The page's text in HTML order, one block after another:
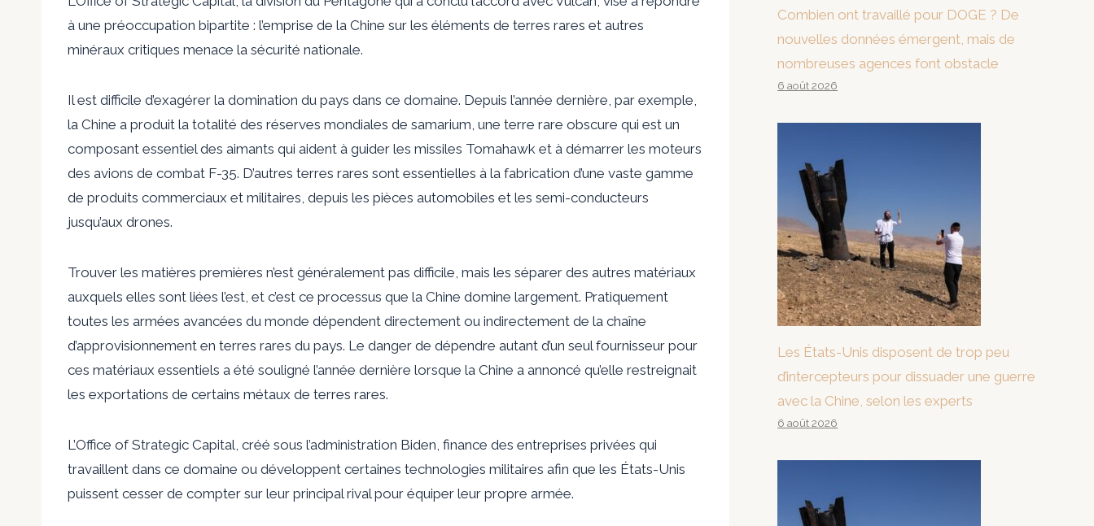
à une préoccupation bipartite : l’emprise de la Chine sur les éléments de terres rares et autres
minéraux critiques menace la sécurité nationale.
Il est difficile d’exagérer la domination du pays dans ce domaine. Depuis l’année dernière, par exemple,
la Chine a produit la totalité des réserves mondiales de samarium, une terre rare obscure qui est un
composant essentiel des aimants qui aident à guider les missiles Tomahawk et à démarrer les moteurs
des avions de combat F-35. D’autres terres rares sont essentielles à la fabrication d’une vaste gamme
de produits commerciaux et militaires, depuis les pièces automobiles et les semi-conducteurs
jusqu’aux drones.
Trouver les matières premières n’est généralement pas difficile, mais les séparer des autres matériaux
auxquels elles sont liées l’est, et c’est ce processus que la Chine domine largement. Pratiquement
toutes les armées avancées du monde dépendent directement ou indirectement de la chaîne
d’approvisionnement en terres rares du pays. Le danger de dépendre autant d’un seul fournisseur pour
ces matériaux essentiels a été souligné l’année dernière lorsque la Chine a annoncé qu’elle restreignait
les exportations de certains métaux de terres rares.
L’Office of Strategic Capital, créé sous l’administration Biden, finance des entreprises privées qui
travaillent dans ce domaine ou développent certaines technologies militaires afin que les États-Unis
puissent cesser de compter sur leur principal rival pour équiper leur propre armée.
Combien ont travaillé pour DOGE ? De
nouvelles données émergent, mais de
nombreuses agences font obstacle
6 août 2026
Les États-Unis disposent de trop peu
d’intercepteurs pour dissuader une guerre
avec la Chine, selon les experts
6 août 2026